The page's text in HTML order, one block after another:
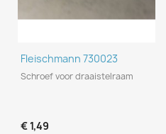
Fleischmann 730023
Schroef voor draaistelraam
€ 1,49